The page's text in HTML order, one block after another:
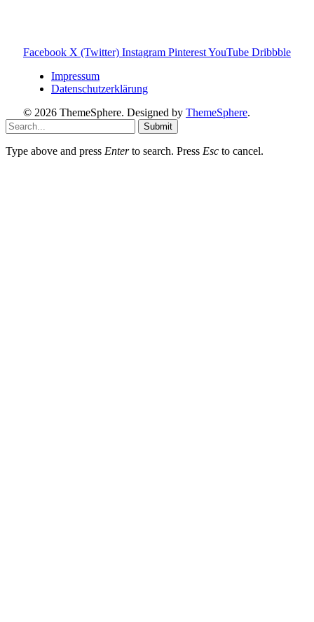
Facebook X (Twitter) Instagram PinterestYouTube Dribbble
Impressum
Datenschutzerklärung
© 2026 ThemeSphere. Designed by ThemeSphere.
Submit
Type above and press Enterto search. Press Esc to cancel.